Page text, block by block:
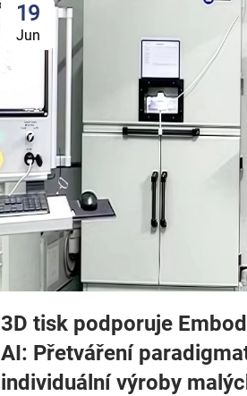
19
Jun
3D tisk podporuje
AI: Přetváření
individuální výroby